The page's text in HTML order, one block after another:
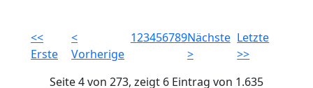
<<
Erste
<
Vorherige
123456789Nächste
>
Letzte
>>
Seite 4 von 273, zeigt 6 Eintrag von 1.635